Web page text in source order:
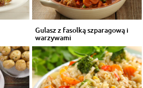
Gulasz z fasolką szparagową i
warzywami